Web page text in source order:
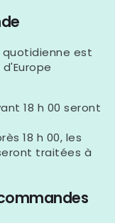
est
18 h 00 seront
18 h 00, les
traitées à